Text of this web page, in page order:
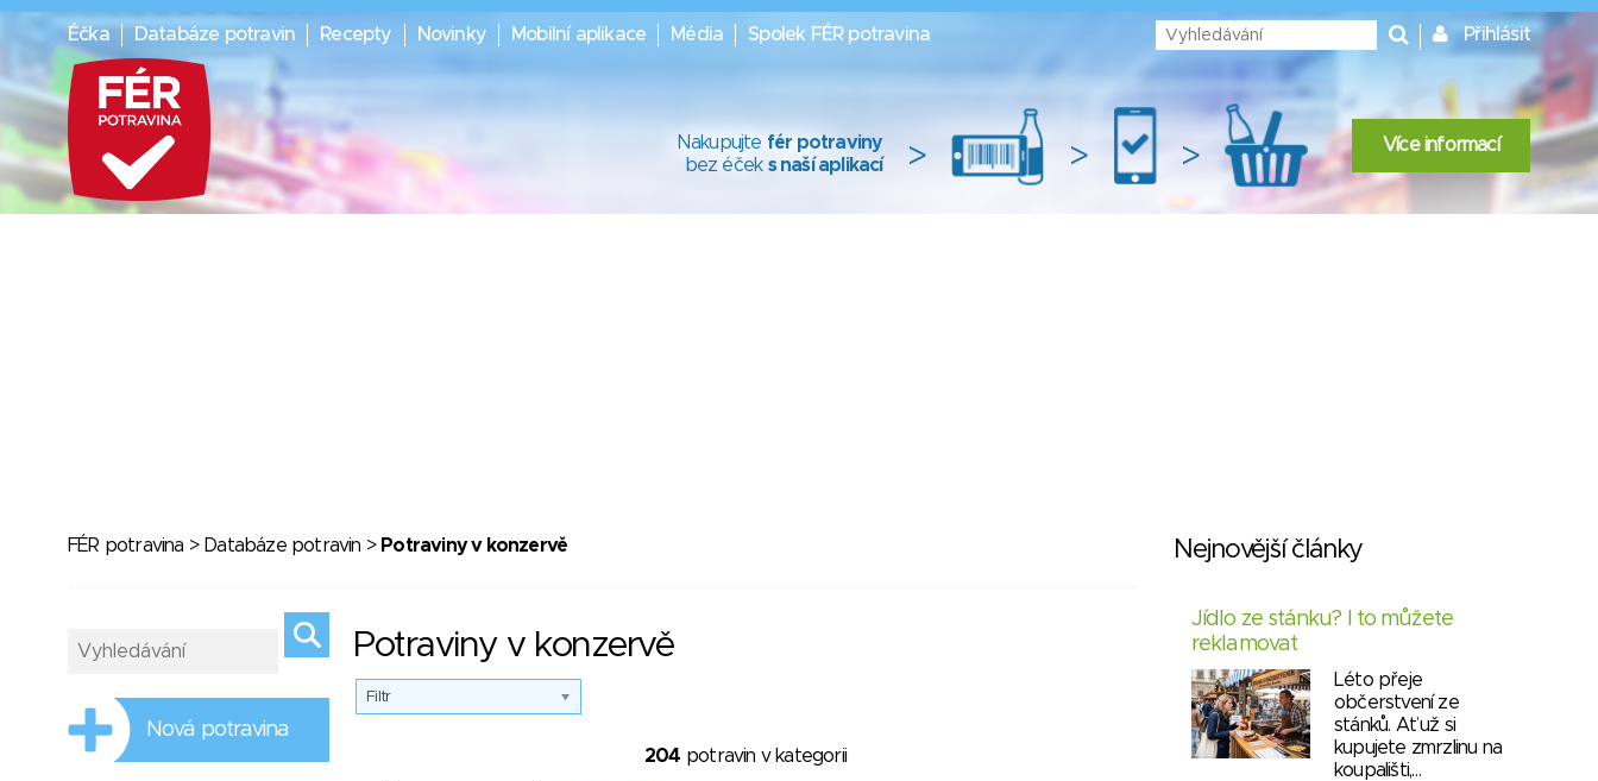
Éčka Databáze potravin Recepty Novinky Mobilní aplikace Média Spolek FÉR potravina Přihlásit
Nakupujte fér potraviny
bez éček s naší aplikací > > > Více informací
FÉR potravina > Databáze potravin > Potraviny v konzervě
Potraviny v konzervě
Filtr
204 potravin v kategorii
Nová potravina
Nejnovější články
Jídlo ze stánku? I to můžete
reklamovat
Léto přeje
občerstvení ze
stánků. Ať už si
kupujete zmrzlinu na
koupališti,…